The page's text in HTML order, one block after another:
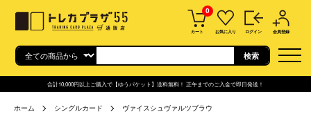
0
カート お気に入り ログイン 会員登録
合計10,000円以上ご購入で【ゆうパケット】送料無料！ 正午までのご入金で即日発送！
ホーム シングルカード ヴァイスシュヴァルツブラウ